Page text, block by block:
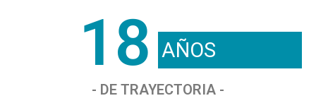
18 AÑOS
- DE TRAYECTORIA -